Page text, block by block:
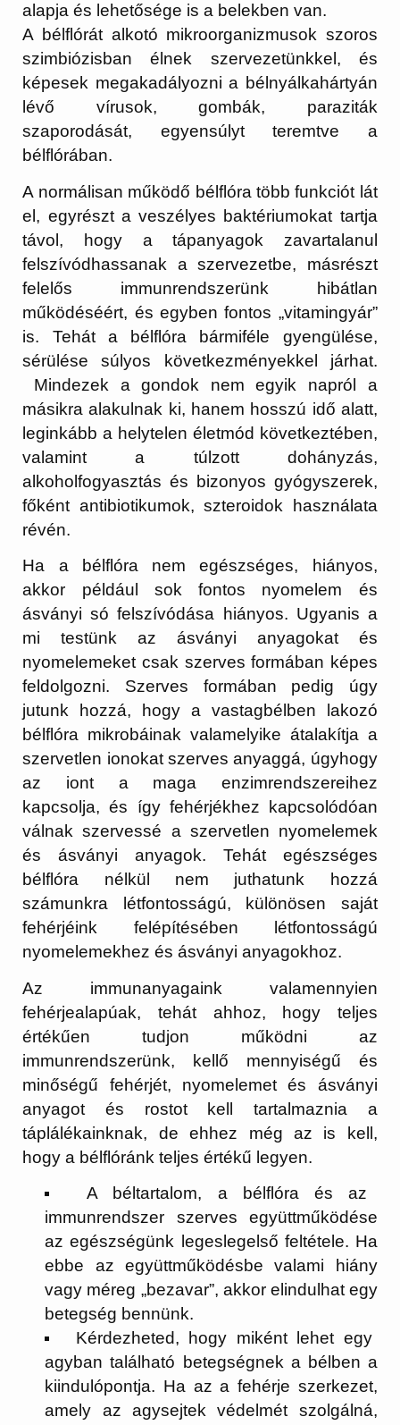
alapja és lehetősége is a belekben van.
A bélflórát alkotó mikroorganizmusok szoros
szimbiózisban élnek szervezetünkkel, és
képesek megakadályozni a bélnyálkahártyán
lévő vírusok, gombák, paraziták
szaporodását, egyensúlyt teremtve a
bélflórában.
A normálisan működő bélflóra több funkciót lát
el, egyrészt a veszélyes baktériumokat tartja
távol, hogy a tápanyagok zavartalanul
felszívódhassanak a szervezetbe, másrészt
felelős immunrendszerünk hibátlan
működéséért, és egyben fontos „vitamingyár”
is. Tehát a bélflóra bármiféle gyengülése,
sérülése súlyos következményekkel járhat.
Mindezek a gondok nem egyik napról a
másikra alakulnak ki, hanem hosszú idő alatt,
leginkább a helytelen életmód következtében,
valamint a túlzott dohányzás,
alkoholfogyasztás és bizonyos gyógyszerek,
főként antibiotikumok, szteroidok használata
révén.
Ha a bélflóra nem egészséges, hiányos,
akkor például sok fontos nyomelem és
ásványi só felszívódása hiányos. Ugyanis a
mi testünk az ásványi anyagokat és
nyomelemeket csak szerves formában képes
feldolgozni. Szerves formában pedig úgy
jutunk hozzá, hogy a vastagbélben lakozó
bélflóra mikrobáinak valamelyike átalakítja a
szervetlen ionokat szerves anyaggá, úgyhogy
az iont a maga enzimrendszereihez
kapcsolja, és így fehérjékhez kapcsolódóan
válnak szervessé a szervetlen nyomelemek
és ásványi anyagok. Tehát egészséges
bélflóra nélkül nem juthatunk hozzá
számunkra létfontosságú, különösen saját
fehérjéink felépítésében létfontosságú
nyomelemekhez és ásványi anyagokhoz.
Az immunanyagaink valamennyien
fehérjealapúak, tehát ahhoz, hogy teljes
értékűen tudjon működni az
immunrendszerünk, kellő mennyiségű és
minőségű fehérjét, nyomelemet és ásványi
anyagot és rostot kell tartalmaznia a
táplálékainknak, de ehhez még az is kell,
hogy a bélflóránk teljes értékű legyen.
A béltartalom, a bélflóra és az
immunrendszer szerves együttműködése
az egészségünk legeslegelső feltétele. Ha
ebbe az együttműködésbe valami hiány
vagy méreg „bezavar”, akkor elindulhat egy
betegség bennünk.
Kérdezheted, hogy miként lehet egy
agyban található betegségnek a bélben a
kiindulópontja. Ha az a fehérje szerkezet,
amely az agysejtek védelmét szolgálná,